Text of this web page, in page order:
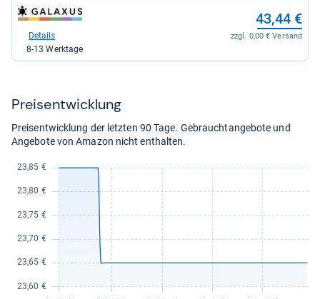
34,55
kaufen.
zum
Shop:
galaxus
43,44 €
zzgl. 0,00 € Versand
Details
8-13 Werktage
Preis­ent­wick­lung
Preisentwicklung der letzten 90 Tage. Gebrauchtangebote und
Angebote von Amazon nicht enthalten.